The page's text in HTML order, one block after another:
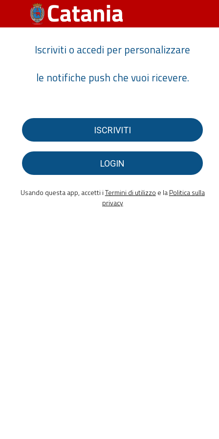
Iscriviti o accedi per personalizzare
le notifiche push che vuoi ricevere.
ISCRIVITI
LOGIN
Usando questa app, accetti iTermini di utilizzo e laPolitica sulla
privacy